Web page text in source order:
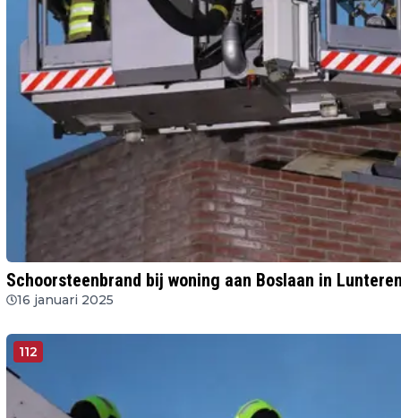
Schoorsteenbrand bij woning aan Boslaan in
16 januari 2025
112